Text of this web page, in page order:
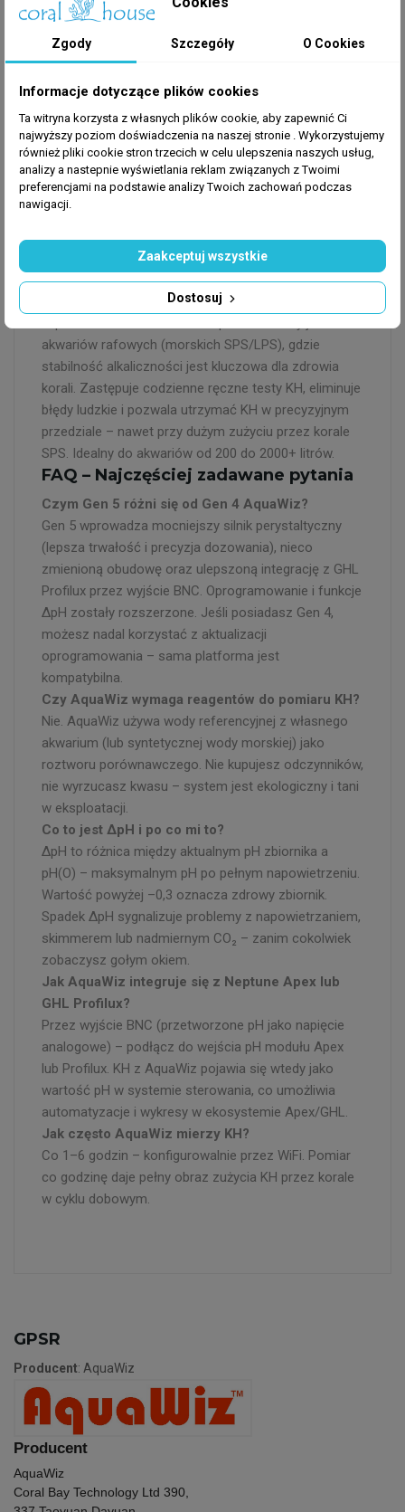
- Wymiary: 18 × 18 × 19 cm (Gen 5)
- Zasilanie: 12V DC / 5A (adapter 100–240V w
zestawie)
- Pompa perystaltyczna (wężyk 3/5 mm, wzmocniony
- Interwał pomiarów: co 1–6 h (konfigurowalny)
- Wyjście BNC pH: integracja z Neptune Apex, GHL
Profilux, Aquabiters
- Łączność: WiFi 2,4 GHz + panel online +
powiadomienia e-mail
- Sonda pH: wysokiej precyzji, z detekcją zużycia
- SKU: AquaWIZ
akwariów rafowych (morskich SPS/LPS), gdzie
stabilność alkaliczności jest kluczowa dla zdrowia
korali. Zastępuje codzienne ręczne testy KH, eliminuje
błędy ludzkie i pozwala utrzymać KH w precyzyjnym
przedziale – nawet przy dużym zużyciu przez korale
SPS. Idealny do akwariów od 200 do 2000+ litrów.
FAQ – Najczęściej zadawane pytania
Czym Gen 5 różni się od Gen 4 AquaWiz?
Gen 5 wprowadza mocniejszy silnik perystaltyczny
(lepsza trwałość i precyzja dozowania), nieco
zmienioną obudowę oraz ulepszoną integrację z GHL
Profilux przez wyjście BNC. Oprogramowanie i funkcje
ΔpH zostały rozszerzone. Jeśli posiadasz Gen 4,
możesz nadal korzystać z aktualizacji
oprogramowania – sama platforma jest
kompatybilna.
Czy AquaWiz wymaga reagentów do pomiaru KH?
Nie. AquaWiz używa wody referencyjnej z własnego
akwarium (lub syntetycznej wody morskiej) jako
roztworu porównawczego. Nie kupujesz odczynników,
nie wyrzucasz kwasu – system jest ekologiczny i tani
w eksploatacji.
Co to jest ΔpH i po co mi to?
ΔpH to różnica między aktualnym pH zbiornika a
pH(O) – maksymalnym pH po pełnym napowietrzeniu.
Wartość powyżej –0,3 oznacza zdrowy zbiornik.
Spadek ΔpH sygnalizuje problemy z napowietrzaniem,
skimmerem lub nadmiernym CO₂ – zanim cokolwiek
zobaczysz gołym okiem.
Jak AquaWiz integruje się z Neptune Apex lub
GHL Profilux?
Przez wyjście BNC (przetworzone pH jako napięcie
analogowe) – podłącz do wejścia pH modułu Apex
lub Profilux. KH z AquaWiz pojawia się wtedy jako
wartość pH w systemie sterowania, co umożliwia
automatyzacje i wykresy w ekosystemie Apex/GHL.
Jak często AquaWiz mierzy KH?
Co 1–6 godzin – konfigurowalnie przez WiFi. Pomiar
co godzinę daje pełny obraz zużycia KH przez korale
w cyklu dobowym.
GPSR
Producent: AquaWiz
Producent
AquaWiz
Coral Bay Technology Ltd 390,
Zgody Szczegóły O Cookies
Informacje dotyczące plików cookies
Ta witryna korzysta z własnych plików cookie, aby zapewnić Ci
najwyższy poziom doświadczenia na naszej stronie . Wykorzystujemy
również pliki cookie stron trzecich w celu ulepszenia naszych usług,
analizy a nastepnie wyświetlania reklam związanych z Twoimi
preferencjami na podstawie analizy Twoich zachowań podczas
nawigacji.
Dostosuj
Zaakceptuj wszystkie